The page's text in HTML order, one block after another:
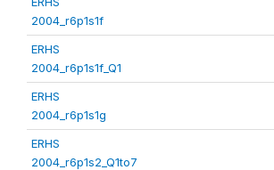
2004_r6p1s1f
ERHS
2004_r6p1s1f_Q1
ERHS
2004_r6p1s1g
ERHS
2004_r6p1s2_Q1to7